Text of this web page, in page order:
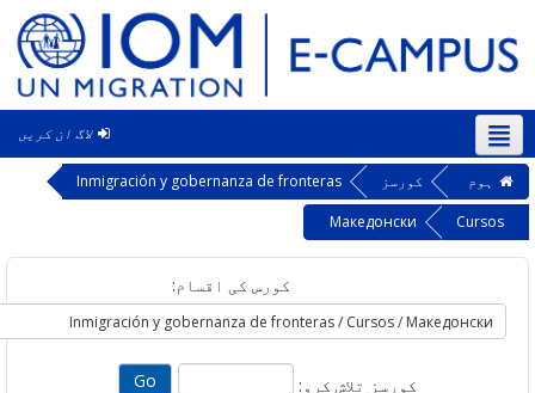
لاگ ان کریں
کورسز
Inmigración y gobernanza de fronteras
Македонски
کورس کی اقسام:
کورسز تلاش کرو: